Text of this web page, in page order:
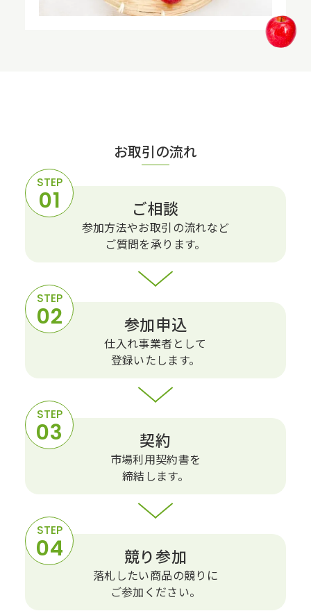
お取引の流れ
ご相談
参加⽅法やお取引の流れなど
ご質問を承ります。
参加申込
仕⼊れ事業者として
登録いたします。
契約
市場利用契約書を
締結します。
競り参加
落札したい商品の競りに
ご参加ください。